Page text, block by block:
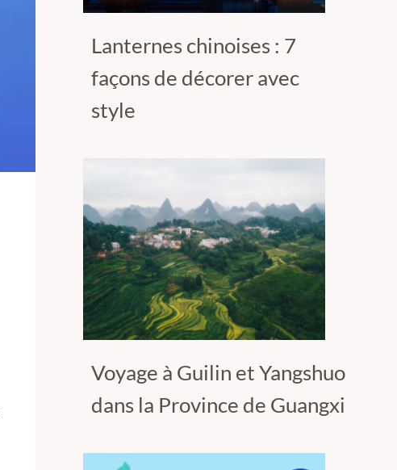
Lanternes chinoises : 7
façons de décorer avec
style
Voyage à Guilin et Yangshuo
dans la Province de Guangxi